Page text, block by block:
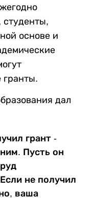
студенты,
основе и
гранты.
дал
грант -
Пусть он
не получил
ваша